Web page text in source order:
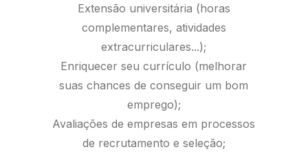
Extensão universitária (horas
complementares, atividades
extracurriculares...);
Enriquecer seu currículo (melhorar
suas chances de conseguir um bom
emprego);
Avaliações de empresas em processos
de recrutamento e seleção;